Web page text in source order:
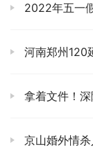
2022年五一
河南郑州120延
拿着文件！深
京山婚外情杀